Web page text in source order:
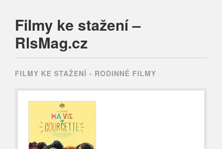
Filmy ke stažení –
RlsMag.cz
to
content
FILMY KE STAŽENÍ - RODINNÉ FILMY